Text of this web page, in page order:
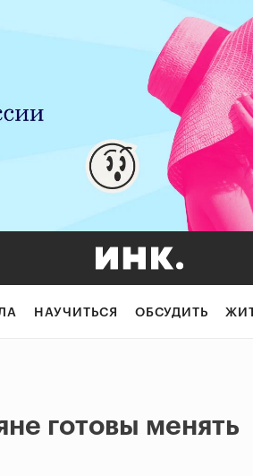
НАУЧИТЬСЯ ОБСУДИТЬ
готовы менять